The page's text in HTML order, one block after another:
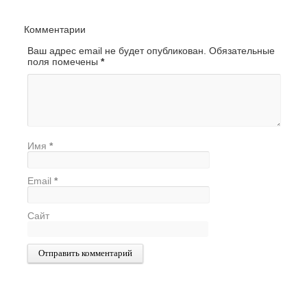
Комментарии
Ваш адрес email не будет опубликован. Обязательные
поля помечены *
Имя *
Email *
Сайт